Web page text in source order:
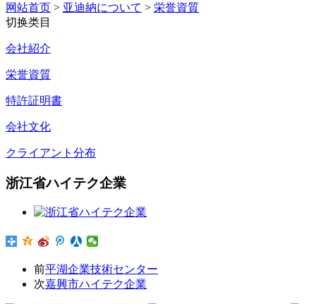
网站首页 > 亚迪納について > 栄誉資質
切换类目
会社紹介
栄誉資質
特許証明書
会社文化
クライアント分布
浙江省ハイテク企業
前平湖企業技術センター
次嘉興市ハイテク企業